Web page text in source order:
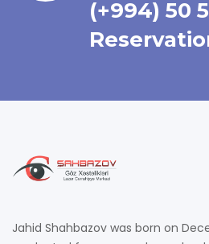
(+994) 50
Jahid Shahbazov was born on